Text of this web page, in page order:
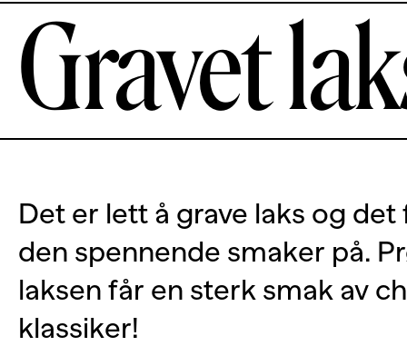
Gravet
Det er lett å grave laks og
den spennende smaker på.
laksen får en sterk smak av
klassiker!